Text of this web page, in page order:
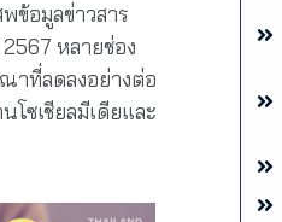
ข้อมูลข่าวสาร
หลายช่อง
าที่ลดลงอย่างต่อ
โซเชียลมีเดียและ